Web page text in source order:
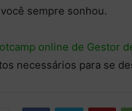
sempre sonhou.
online de Gestor
necessários para se